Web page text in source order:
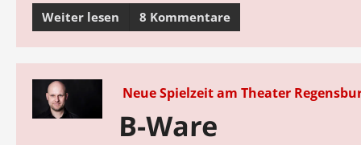
Weiter lesen 8 Kommentare
Neue Spielzeit am Theater
B-Ware